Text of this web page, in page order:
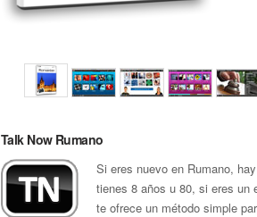
Talk Now Rumano
Si eres nuevo en Rumano,
tienes 8 años u 80, si eres un
te ofrece un método simple